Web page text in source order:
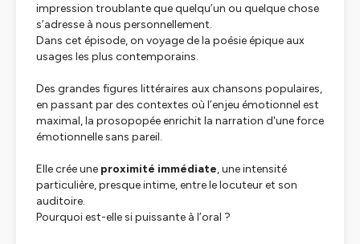
impression troublante que quelqu’un ou quelque chose
s’adresse à nous personnellement.
Dans cet épisode, on voyage de la poésie épique aux
usages les plus contemporains.
Des grandes figures littéraires aux chansons populaires,
en passant par des contextes où l’enjeu émotionnel est
maximal, la prosopopée enrichit la narration d'une force
émotionnelle sans pareil.
Elle crée une proximité immédiate, une intensité
particulière, presque intime, entre le locuteur et son
auditoire.
Pourquoi est-elle si puissante à l’oral ?